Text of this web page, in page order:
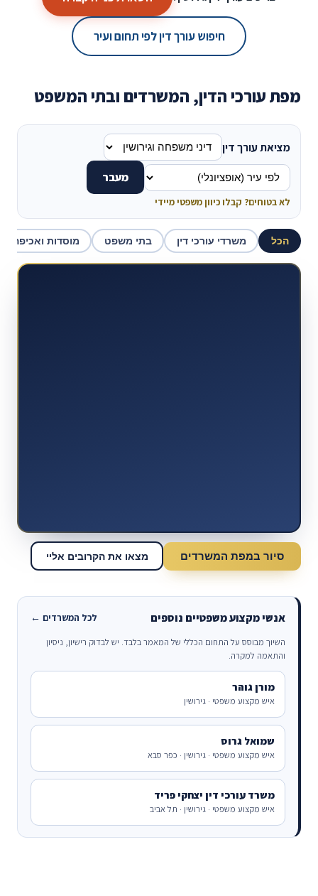
חיפוש עורך דין לפי תחום ועיר
מפת עורכי הדין, המשרדים ובתי המשפט
מציאת עורך דין
מעבר
לא בטוחים? קבלו כיוון משפטי מיידי
הכל משרדי עורכי דין בתי משפט מוסדות ואכיפה
סיור במפת המשרדים מצאו את הקרובים אליי
אנשי מקצוע משפטיים נוספים לכל המשרדים ←
השיוך מבוסס על התחום הכללי של המאמר בלבד. יש לבדוק רישיון, ניסיון
והתאמה למקרה.
מורן גוהר
איש מקצוע משפטי · גירושין
שמואל גרוס
איש מקצוע משפטי · גירושין · כפר סבא
משרד עורכי דין יצחקי פריד
איש מקצוע משפטי · גירושין · תל אביב